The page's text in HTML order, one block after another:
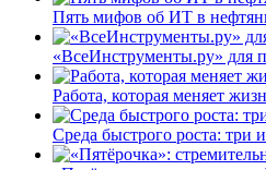
Пять мифов об ИТ в
«ВсеИнструменты.ру» для
Работа, которая меняет
Среда быстрого роста: три